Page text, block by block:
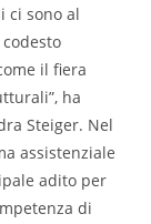
ci sono al
il fiera
ha
Steiger. Nel
assistenziale
adito per
di